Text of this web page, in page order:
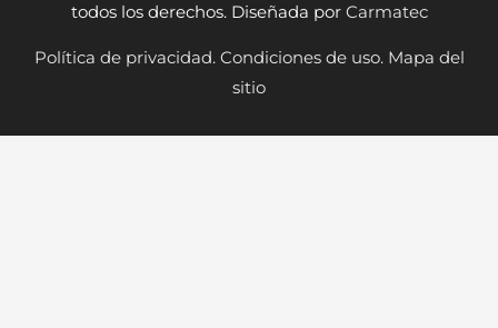
todos los derechos. Diseñada por Carmatec
Política de privacidad. Condiciones de uso.Mapa del
sitio